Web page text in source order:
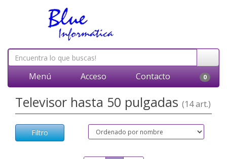
Menú Acceso Contacto 0
Televisor hasta 50 pulgadas (14 art.)
Filtro